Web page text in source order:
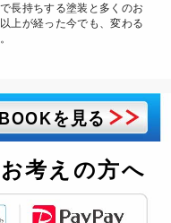
長持ちする塗装と多くのお
上が経った今でも、変わる
を見る
考えの方へ